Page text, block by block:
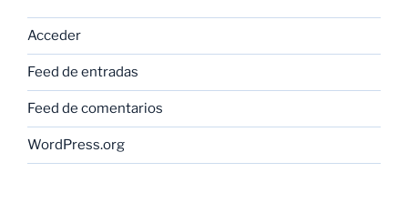
Acceder
Feed de entradas
Feed de comentarios
WordPress.org